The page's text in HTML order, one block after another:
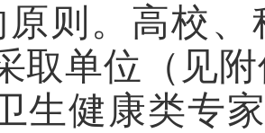
原则。高校
取单位 （ 见
生健康类专